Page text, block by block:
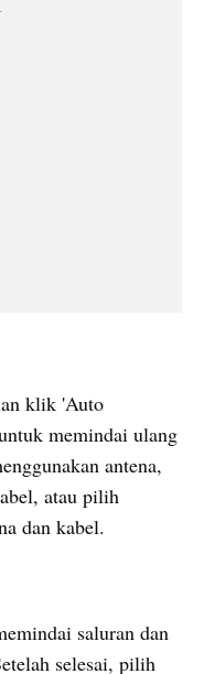
klik 'Auto
memindai ulang
antena,
atau pilih
dan kabel.
saluran dan
selesai, pilih